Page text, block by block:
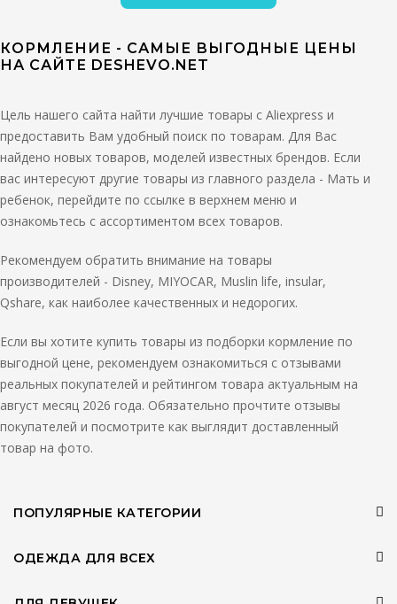
КОРМЛЕНИЕ - САМЫЕ ВЫГОДНЫЕ ЦЕНЫ
НА САЙТЕ DESHEVO.NET
Цель нашего сайта найти лучшие товары с Aliexpress и
предоставить Вам удобный поиск по товарам. Для Вас
найдено новых товаров, моделей известных брендов. Если
вас интересуют другие товары из главного раздела - Мать и
ребенок, перейдите по ссылке в верхнем меню и
ознакомьтесь с ассортиментом всех товаров.
Рекомендуем обратить внимание на товары
производителей - Disney, MIYOCAR, Muslin life, insular,
Qshare, как наиболее качественных и недорогих.
Если вы хотите купить товары из подборки кормление по
выгодной цене, рекомендуем ознакомиться с отзывами
реальных покупателей и рейтингом товара актуальным на
август месяц 2026 года. Обязательно прочтите отзывы
покупателей и посмотрите как выглядит доставленный
товар на фото.
ПОПУЛЯРНЫЕ КАТЕГОРИИ
ОДЕЖДА ДЛЯ ВСЕХ